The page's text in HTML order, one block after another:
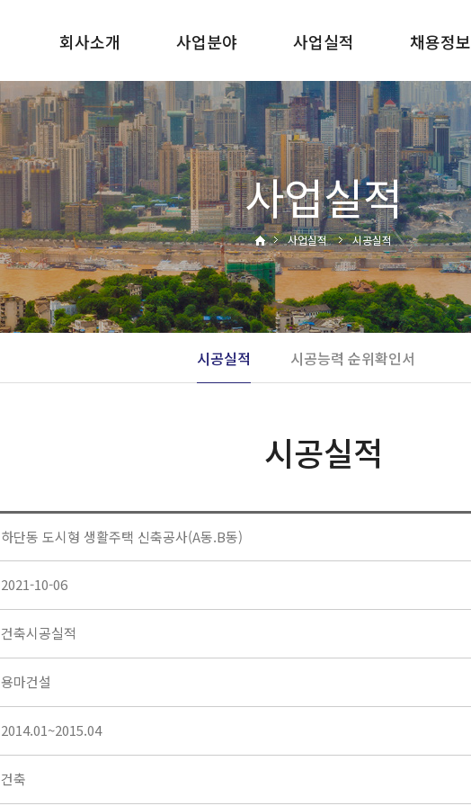
회사소개
대표이사 인사말
기업이념
회사연혁
사훈 및 CI
조직현황
회사위치안내
수상실적
사업분야
건축사업
토목사업
면허보유현황
사업실적
시공실적
시공능력
순위확인서
채용정보
인사제도
복리후생
채용공고
사업실적
사업실적 시공실적
시공실적 시공능력 순위확인서
시공실적
하단동 도시형 생활주택 신축공사(A동.B동)
2021-10-06
건축시공실적
용마건설
2014.01~2015.04
건축